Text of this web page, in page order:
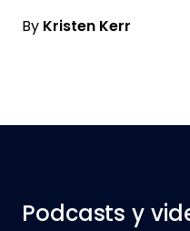
By Kristen Kerr
Podcasts y